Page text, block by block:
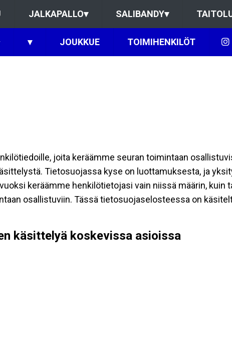
JALKAPALLO▾ SALIBANDY▾
▾ JOUKKUE TOIMIHENKILÖT
joita keräämme seuran toimintaan
Tietosuojassa kyse on luottamuksesta, ja
keräämme henkilötietojasi vain niissä määrin,
osallistuviin. Tässä tietosuojaselosteessa on
käsittelyä koskevissa asioissa